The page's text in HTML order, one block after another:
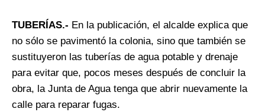
TUBERÍAS.- En la publicación, el alcalde explica que
no sólo se pavimentó la colonia, sino que también se
sustituyeron las tuberías de agua potable y drenaje
para evitar que, pocos meses después de concluir la
obra, la Junta de Agua tenga que abrir nuevamente la
calle para reparar fugas.